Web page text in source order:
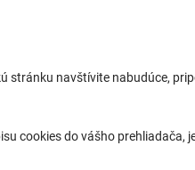
stránku navštívite nabudúce,
cookies do vášho prehliadača,